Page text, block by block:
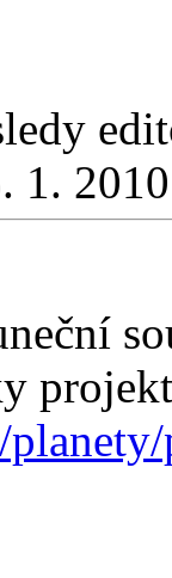
1.